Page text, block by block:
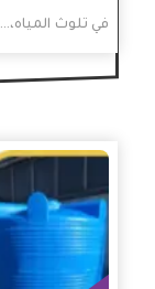
في تلوث المياه،…